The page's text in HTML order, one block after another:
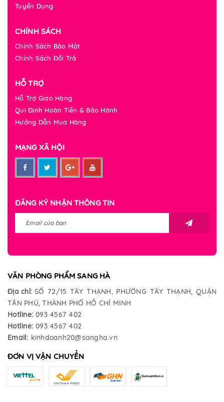
Tuyển Dụng
CHÍNH SÁCH
Chính Sách Bảo Mật
Chính Sách Đổi Trả
HỖ TRỢ
Hỗ Trợ Giao Hàng
Qui Định Hoàn Tiền & Bảo Hành
Hướng Dẫn Mua Hàng
MẠNG XÃ HỘI
ĐĂNG KÝ NHẬN THÔNG TIN
VĂN PHÒNG PHẨM SANG HÀ
Địa chỉ: SỐ 72/15 TÂY THẠNH, PHƯỜNG TÂY THẠNH, QUẬN
TÂN PHÚ, THÀNH PHỐ HỒ CHÍ MINH
Hotline: 093 4567 402
Hotline: 093 4567 402
Email: kinhdoanh20@sangha.vn
ĐƠN VỊ VẬN CHUYỂN